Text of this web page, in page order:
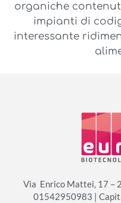
organiche
impianti di
interessante
Via Enrico Mattei, 17 –
01542950983 |